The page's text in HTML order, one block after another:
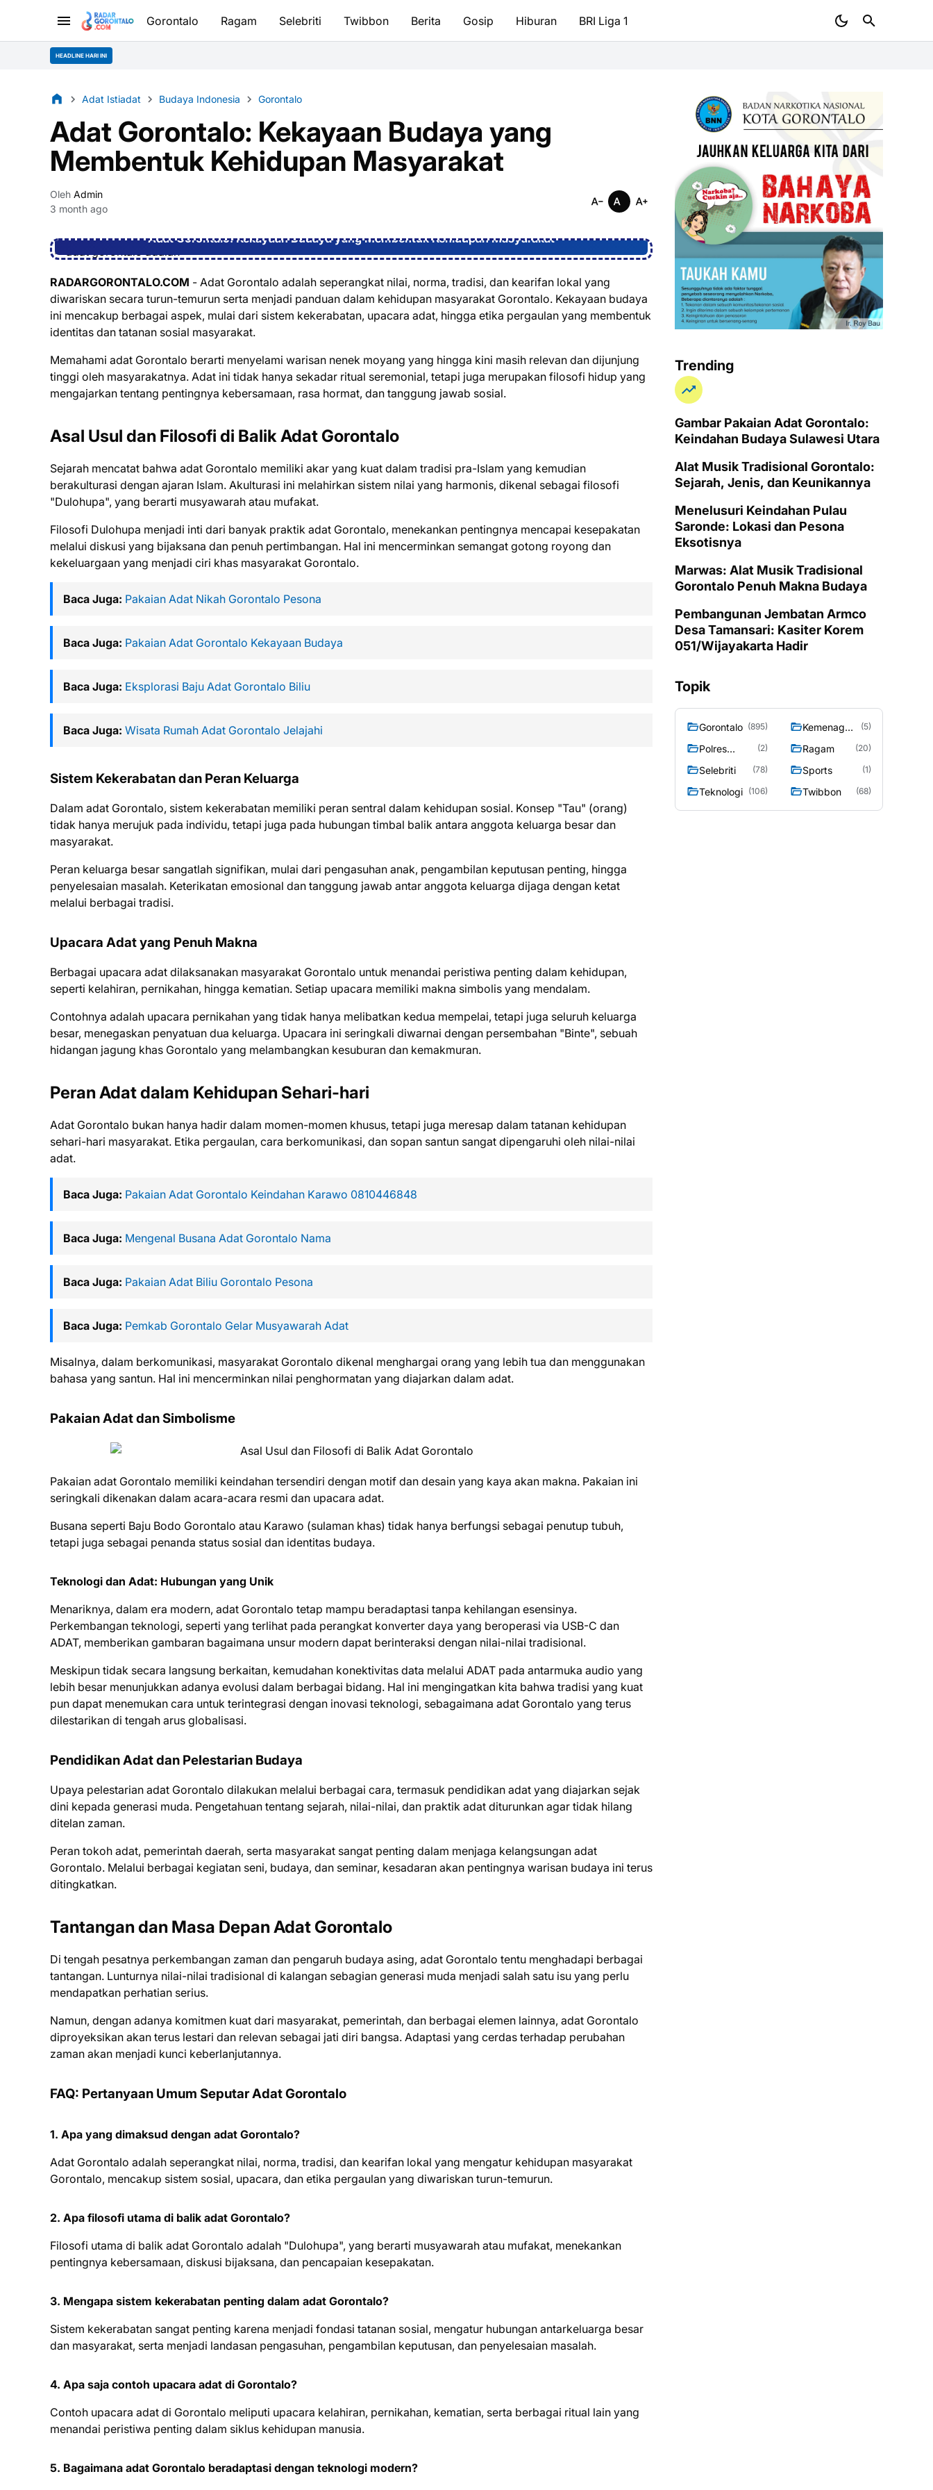
Gorontalo Ragam Selebriti Twibbon Berita Gosip Hiburan BRI Liga 1
HEADLINE HARI INI
Adat Istiadat Budaya Indonesia Gorontalo
Adat Gorontalo: Kekayaan Budaya yang
Membentuk Kehidupan Masyarakat
Oleh Admin
3 month ago
Adat Gorontalo: Kekayaan Budaya yang Membentuk Kehidupan Masyarakat
RADARGORONTALO.COM - Adat Gorontalo adalah seperangkat nilai, norma, tradisi, dan kearifan lokal yang
diwariskan secara turun-temurun serta menjadi panduan dalam kehidupan masyarakat Gorontalo. Kekayaan budaya
ini mencakup berbagai aspek, mulai dari sistem kekerabatan, upacara adat, hingga etika pergaulan yang membentuk
identitas dan tatanan sosial masyarakat.
Memahami adat Gorontalo berarti menyelami warisan nenek moyang yang hingga kini masih relevan dan dijunjung
tinggi oleh masyarakatnya. Adat ini tidak hanya sekadar ritual seremonial, tetapi juga merupakan filosofi hidup yang
mengajarkan tentang pentingnya kebersamaan, rasa hormat, dan tanggung jawab sosial.
Asal Usul dan Filosofi di Balik Adat Gorontalo
Sejarah mencatat bahwa adat Gorontalo memiliki akar yang kuat dalam tradisi pra-Islam yang kemudian
berakulturasi dengan ajaran Islam. Akulturasi ini melahirkan sistem nilai yang harmonis, dikenal sebagai filosofi
"Dulohupa", yang berarti musyawarah atau mufakat.
Filosofi Dulohupa menjadi inti dari banyak praktik adat Gorontalo, menekankan pentingnya mencapai kesepakatan
melalui diskusi yang bijaksana dan penuh pertimbangan. Hal ini mencerminkan semangat gotong royong dan
kekeluargaan yang menjadi ciri khas masyarakat Gorontalo.
Baca Juga: Pakaian Adat Nikah Gorontalo Pesona
Baca Juga: Pakaian Adat Gorontalo Kekayaan Budaya
Baca Juga: Eksplorasi Baju Adat Gorontalo Biliu
Baca Juga: Wisata Rumah Adat Gorontalo Jelajahi
Sistem Kekerabatan dan Peran Keluarga
Dalam adat Gorontalo, sistem kekerabatan memiliki peran sentral dalam kehidupan sosial. Konsep "Tau" (orang)
tidak hanya merujuk pada individu, tetapi juga pada hubungan timbal balik antara anggota keluarga besar dan
masyarakat.
Peran keluarga besar sangatlah signifikan, mulai dari pengasuhan anak, pengambilan keputusan penting, hingga
penyelesaian masalah. Keterikatan emosional dan tanggung jawab antar anggota keluarga dijaga dengan ketat
melalui berbagai tradisi.
Upacara Adat yang Penuh Makna
Berbagai upacara adat dilaksanakan masyarakat Gorontalo untuk menandai peristiwa penting dalam kehidupan,
seperti kelahiran, pernikahan, hingga kematian. Setiap upacara memiliki makna simbolis yang mendalam.
Contohnya adalah upacara pernikahan yang tidak hanya melibatkan kedua mempelai, tetapi juga seluruh keluarga
besar, menegaskan penyatuan dua keluarga. Upacara ini seringkali diwarnai dengan persembahan "Binte", sebuah
hidangan jagung khas Gorontalo yang melambangkan kesuburan dan kemakmuran.
Peran Adat dalam Kehidupan Sehari-hari
Adat Gorontalo bukan hanya hadir dalam momen-momen khusus, tetapi juga meresap dalam tatanan kehidupan
sehari-hari masyarakat. Etika pergaulan, cara berkomunikasi, dan sopan santun sangat dipengaruhi oleh nilai-nilai
adat.
Baca Juga: Pakaian Adat Gorontalo Keindahan Karawo 0810446848
Baca Juga: Mengenal Busana Adat Gorontalo Nama
Baca Juga: Pakaian Adat Biliu Gorontalo Pesona
Baca Juga: Pemkab Gorontalo Gelar Musyawarah Adat
Misalnya, dalam berkomunikasi, masyarakat Gorontalo dikenal menghargai orang yang lebih tua dan menggunakan
bahasa yang santun. Hal ini mencerminkan nilai penghormatan yang diajarkan dalam adat.
Pakaian Adat dan Simbolisme
Pakaian adat Gorontalo memiliki keindahan tersendiri dengan motif dan desain yang kaya akan makna. Pakaian ini
seringkali dikenakan dalam acara-acara resmi dan upacara adat.
Busana seperti Baju Bodo Gorontalo atau Karawo (sulaman khas) tidak hanya berfungsi sebagai penutup tubuh,
tetapi juga sebagai penanda status sosial dan identitas budaya.
Teknologi dan Adat: Hubungan yang Unik
Menariknya, dalam era modern, adat Gorontalo tetap mampu beradaptasi tanpa kehilangan esensinya.
Perkembangan teknologi, seperti yang terlihat pada perangkat konverter daya yang beroperasi via USB-C dan
ADAT, memberikan gambaran bagaimana unsur modern dapat berinteraksi dengan nilai-nilai tradisional.
Meskipun tidak secara langsung berkaitan, kemudahan konektivitas data melalui ADAT pada antarmuka audio yang
lebih besar menunjukkan adanya evolusi dalam berbagai bidang. Hal ini mengingatkan kita bahwa tradisi yang kuat
pun dapat menemukan cara untuk terintegrasi dengan inovasi teknologi, sebagaimana adat Gorontalo yang terus
dilestarikan di tengah arus globalisasi.
Pendidikan Adat dan Pelestarian Budaya
Upaya pelestarian adat Gorontalo dilakukan melalui berbagai cara, termasuk pendidikan adat yang diajarkan sejak
dini kepada generasi muda. Pengetahuan tentang sejarah, nilai-nilai, dan praktik adat diturunkan agar tidak hilang
ditelan zaman.
Peran tokoh adat, pemerintah daerah, serta masyarakat sangat penting dalam menjaga kelangsungan adat
Gorontalo. Melalui berbagai kegiatan seni, budaya, dan seminar, kesadaran akan pentingnya warisan budaya ini terus
ditingkatkan.
Tantangan dan Masa Depan Adat Gorontalo
Di tengah pesatnya perkembangan zaman dan pengaruh budaya asing, adat Gorontalo tentu menghadapi berbagai
tantangan. Lunturnya nilai-nilai tradisional di kalangan sebagian generasi muda menjadi salah satu isu yang perlu
mendapatkan perhatian serius.
Namun, dengan adanya komitmen kuat dari masyarakat, pemerintah, dan berbagai elemen lainnya, adat Gorontalo
diproyeksikan akan terus lestari dan relevan sebagai jati diri bangsa. Adaptasi yang cerdas terhadap perubahan
zaman akan menjadi kunci keberlanjutannya.
FAQ: Pertanyaan Umum Seputar Adat Gorontalo
1. Apa yang dimaksud dengan adat Gorontalo?
Adat Gorontalo adalah seperangkat nilai, norma, tradisi, dan kearifan lokal yang mengatur kehidupan masyarakat
Gorontalo, mencakup sistem sosial, upacara, dan etika pergaulan yang diwariskan turun-temurun.
2. Apa filosofi utama di balik adat Gorontalo?
Filosofi utama di balik adat Gorontalo adalah "Dulohupa", yang berarti musyawarah atau mufakat, menekankan
pentingnya kebersamaan, diskusi bijaksana, dan pencapaian kesepakatan.
3. Mengapa sistem kekerabatan penting dalam adat Gorontalo?
Sistem kekerabatan sangat penting karena menjadi fondasi tatanan sosial, mengatur hubungan antarkeluarga besar
dan masyarakat, serta menjadi landasan pengasuhan, pengambilan keputusan, dan penyelesaian masalah.
4. Apa saja contoh upacara adat di Gorontalo?
Contoh upacara adat di Gorontalo meliputi upacara kelahiran, pernikahan, kematian, serta berbagai ritual lain yang
menandai peristiwa penting dalam siklus kehidupan manusia.
5. Bagaimana adat Gorontalo beradaptasi dengan teknologi modern?
Trending
Gambar Pakaian Adat Gorontalo:
Keindahan Budaya Sulawesi Utara
Alat Musik Tradisional Gorontalo:
Sejarah, Jenis, dan Keunikannya
Menelusuri Keindahan Pulau
Saronde: Lokasi dan Pesona
Eksotisnya
Marwas: Alat Musik Tradisional
Gorontalo Penuh Makna Budaya
Pembangunan Jembatan Armco
Desa Tamansari: Kasiter Korem
051/Wijayakarta Hadir
Topik
Gorontalo (895)
Kemenag
(5)
Polres
(2) Ragam (20)
Selebriti (78) Sports (1)
Teknologi (106) Twibbon (68)